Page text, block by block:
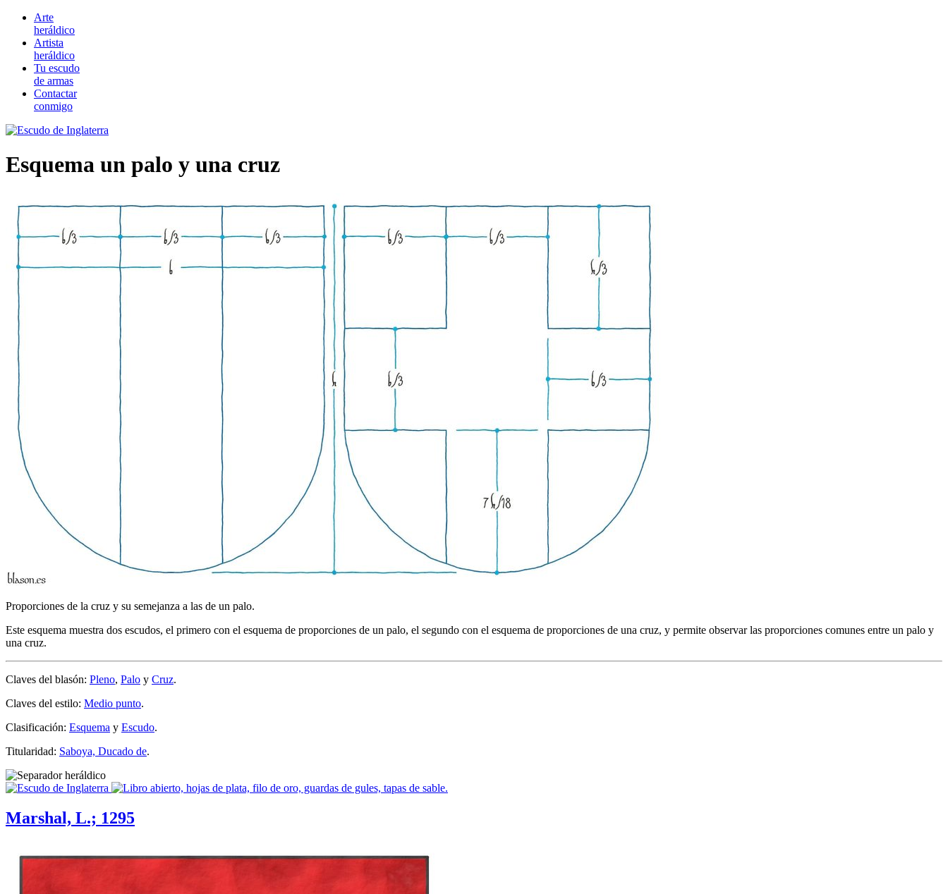
Arte
heráldico
Artista
heráldico
Tu escudo
de armas
Contactar
conmigo
Esquema un palo y una cruz
Proporciones de la cruz y su semejanza a las de un palo.
Este esquema muestra dos escudos, el primero con el esquema de proporciones de un palo, el segundo con el esquema de proporciones de una cruz, y permite observar las proporciones comunes entre un palo y
una cruz.
Claves del blasón: Pleno, Palo y Cruz.
Claves del estilo: Medio punto.
Clasificación: Esquema y Escudo.
Titularidad: Saboya, Ducado de.
Marshal, L.; 1295